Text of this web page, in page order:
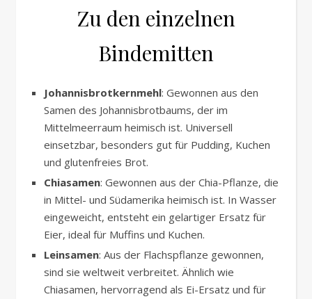
Zu den einzelnen
Bindemitten
Johannisbrotkernmehl: Gewonnen aus den
Samen des Johannisbrotbaums, der im
Mittelmeerraum heimisch ist. Universell
einsetzbar, besonders gut für Pudding, Kuchen
und glutenfreies Brot.
Chiasamen: Gewonnen aus der Chia-Pflanze, die
in Mittel- und Südamerika heimisch ist. In Wasser
eingeweicht, entsteht ein gelartiger Ersatz für
Eier, ideal für Muffins und Kuchen.
Leinsamen: Aus der Flachspflanze gewonnen,
sind sie weltweit verbreitet. Ähnlich wie
Chiasamen, hervorragend als Ei-Ersatz und für